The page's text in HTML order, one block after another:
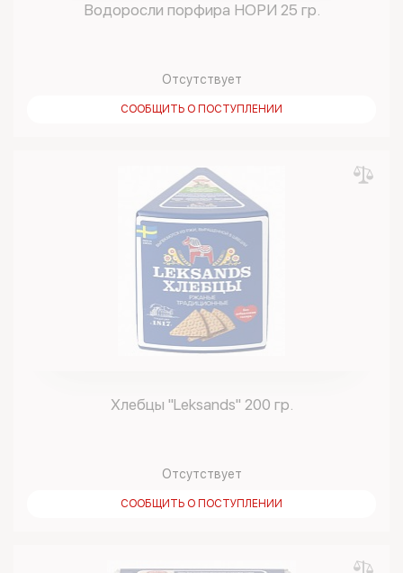
Водоросли порфира НОРИ 25 гр.
Отсутствует
СООБЩИТЬ О ПОСТУПЛЕНИИ
Хлебцы "Leksands" 200 гр.
Отсутствует
СООБЩИТЬ О ПОСТУПЛЕНИИ